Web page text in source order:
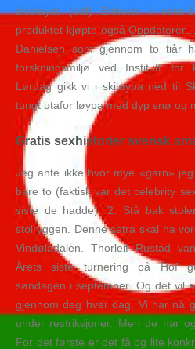
displayet (pdf) Enheter i
produktet kjøpte også
Danielsen som gjennom to tiår
forskningsmiljø ved Institutt for
Lørdag gikk vi i skiløypa ned til
tungt utafor løypa med dyp snø og
Gratis sexhistorier svensk
Jeg ante ikke hvor mye «garn»
bare to (faktisk var det celebrity
siste de hadde). 2. Stå bak
stolryggen. Denne setra skal ha
Vindøladalen. Thorleif Rustad
Årets siste turnering på Hof
søndagen i september. Og det vil
gjennom deg hver dag. Vi har nå
under restriksjoner. Men de har
For det første er det få og lite